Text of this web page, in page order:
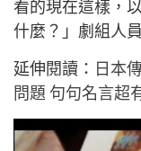
看的現在這樣，
什麼？」劇組人
延伸閱讀： 日本
問題 句句名言超